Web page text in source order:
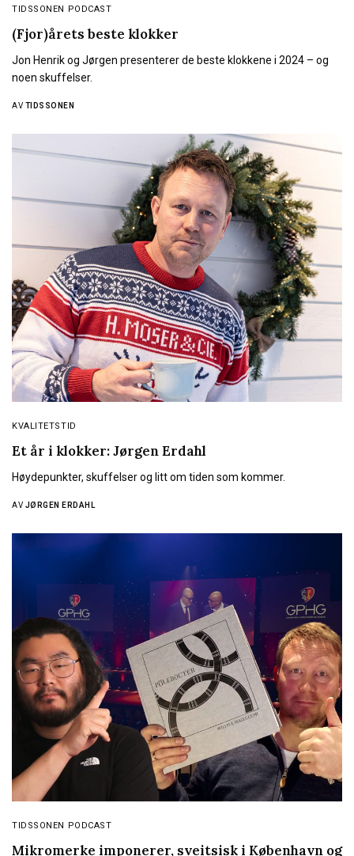
TIDSSONEN PODCAST
(Fjor)årets beste klokker
Jon Henrik og Jørgen presenterer de beste klokkene i 2024 – og
noen skuffelser.
AV TIDSSONEN
KVALITETSTID
Et år i klokker: Jørgen Erdahl
Høydepunkter, skuffelser og litt om tiden som kommer.
AV JØRGEN ERDAHL
TIDSSONEN PODCAST
Mikromerke imponerer, sveitsisk i København og